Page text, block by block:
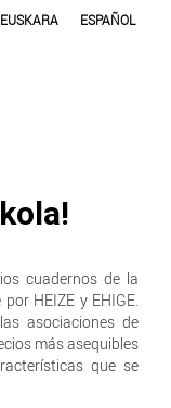
EUSKARA ESPAÑOL
cuadernos de la
HEIZE y EHIGE.
asociaciones de
más asequibles
que se